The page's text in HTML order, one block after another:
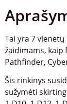
Tai yra 7
žaidimams, kaip
Pathfinder,
Šis rinkinys
sužymėti